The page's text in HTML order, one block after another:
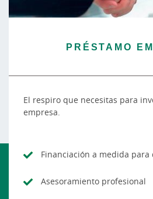
PRÉSTAMO
El respiro que necesitas para
empresa.
Financiación a medida
Asesoramiento profesional